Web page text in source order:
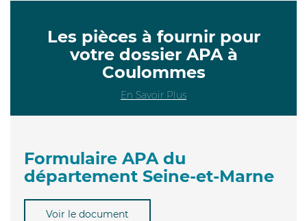
Les pièces à fournir pour
votre dossier APA à
Coulommes
En Savoir Plus
Formulaire APA du
département Seine-et-Marne
Voir le document